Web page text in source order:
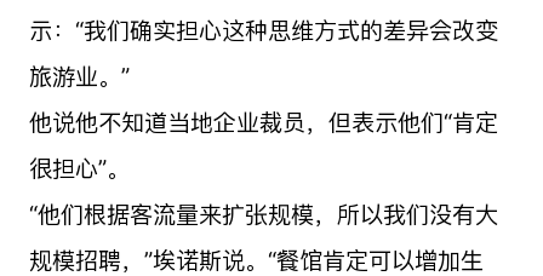
示：“我们确实担心这种思维方式的差异会改变
旅游业。”
他说他不知道当地企业裁员，但表示他们“肯定
很担心”。
“他们根据客流量来扩张规模，所以我们没有大
规模招聘，”埃诺斯说。“餐馆肯定可以增加生